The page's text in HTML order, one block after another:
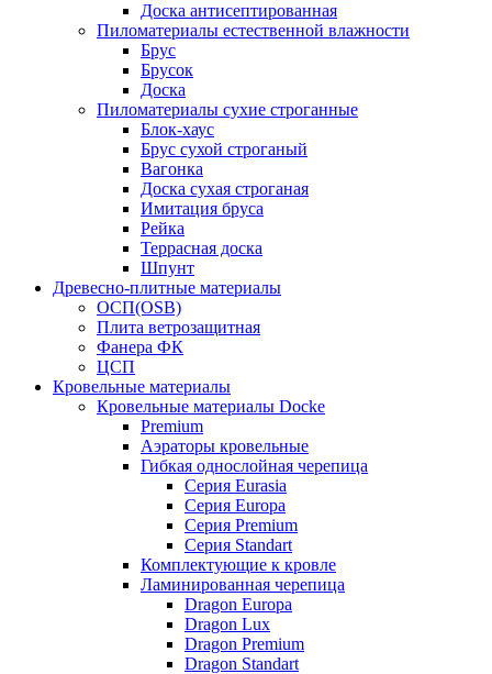
Доска антисептированная
Пиломатериалы естественной влажности
Брус
Брусок
Доска
Пиломатериалы сухие строганные
Блок-хаус
Брус сухой строганый
Вагонка
Доска сухая строганая
Имитация бруса
Рейка
Террасная доска
Шпунт
Древесно-плитные материалы
ОСП(OSB)
Плита ветрозащитная
Фанера ФК
ЦСП
Кровельные материалы
Кровельные материалы Docke
Premium
Аэраторы кровельные
Гибкая однослойная черепица
Серия Eurasia
Серия Europa
Серия Premium
Серия Standart
Комплектующие к кровле
Ламинированная черепица
Dragon Europa
Dragon Lux
Dragon Premium
Dragon Standart